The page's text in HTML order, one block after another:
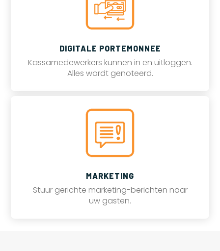
DIGITALE PORTEMONNEE
Kassamedewerkers kunnen in en uitloggen.
Alles wordt genoteerd.
MARKETING
Stuur gerichte marketing-berichten naar
uw gasten.